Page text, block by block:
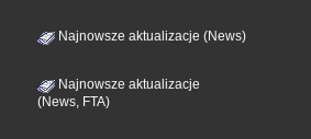
Najnowsze aktualizacje (News)
Najnowsze aktualizacje
(News, FTA)